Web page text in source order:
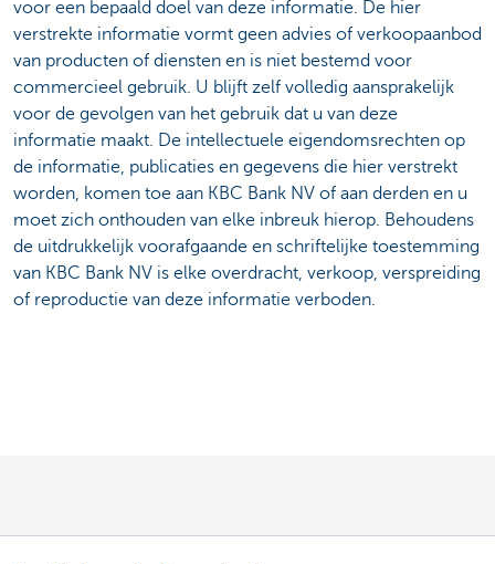
voor een bepaald doel van deze informatie. De hier
verstrekte informatie vormt geen advies of verkoopaanbod
van producten of diensten en is niet bestemd voor
commercieel gebruik. U blijft zelf volledig aansprakelijk
voor de gevolgen van het gebruik dat u van deze
informatie maakt. De intellectuele eigendomsrechten op
de informatie, publicaties en gegevens die hier verstrekt
worden, komen toe aan KBC Bank NV of aan derden en u
moet zich onthouden van elke inbreuk hierop. Behoudens
de uitdrukkelijk voorafgaande en schriftelijke toestemming
van KBC Bank NV is elke overdracht, verkoop, verspreiding
of reproductie van deze informatie verboden.